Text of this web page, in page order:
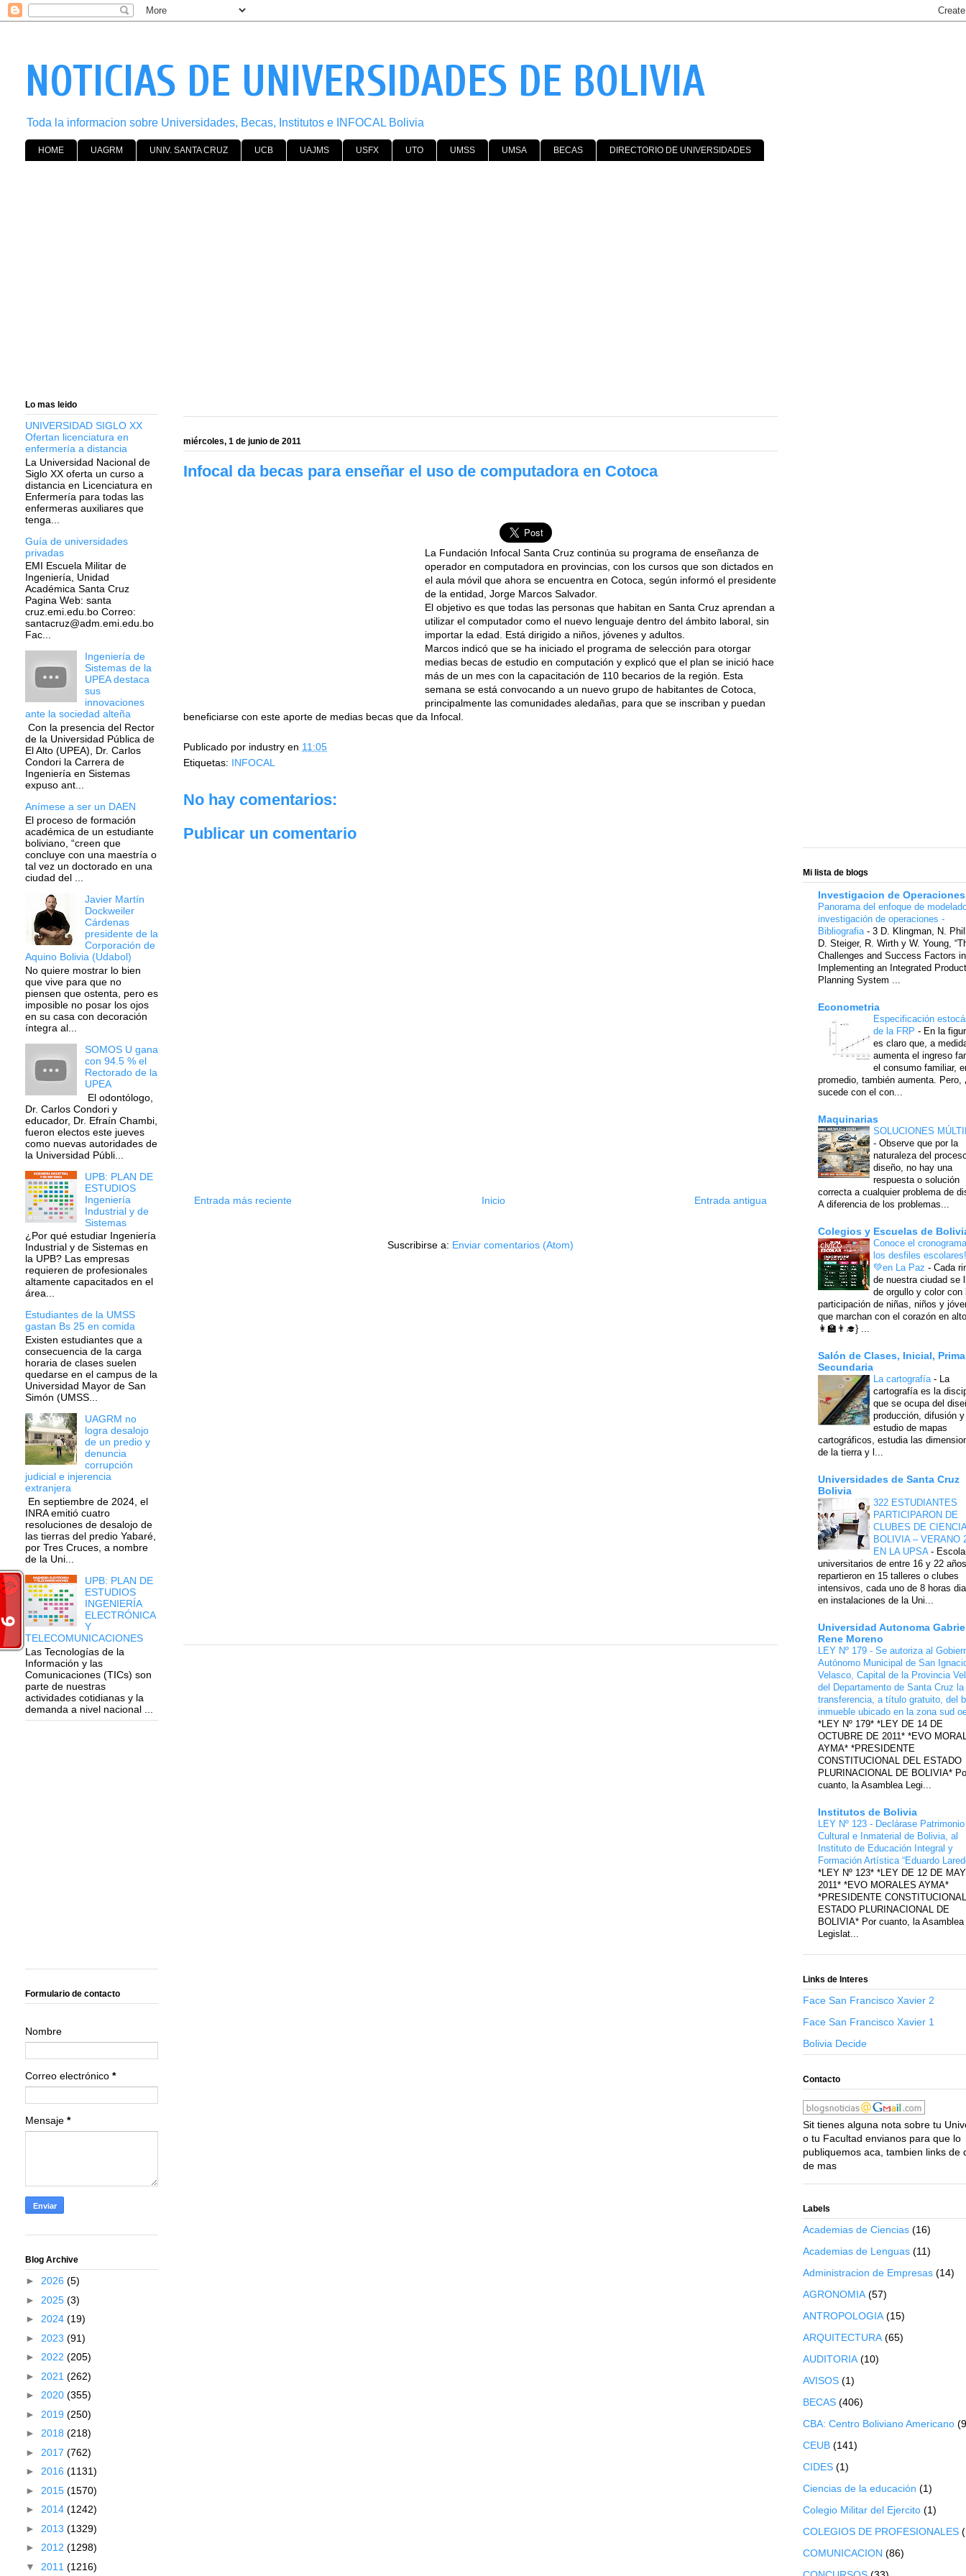
NOTICIAS DE UNIVERSIDADES DE BOLIVIA
Toda la informacion sobre Universidades, Becas, Institutos e INFOCAL Bolivia
HOME UAGRM UNIV. SANTA CRUZ UCB UAJMS USFX UTO UMSS UMSA BECAS DIRECTORIO DE UNIVERSIDADES
miércoles, 1 de junio de 2011
Infocal da becas para enseñar el uso de computadora en Cotoca
La Fundación Infocal Santa Cruz continúa su programa de enseñanza de
operador en computadora en provincias, con los cursos que son dictados en
el aula móvil que ahora se encuentra en Cotoca, según informó el presidente
de la entidad, Jorge Marcos Salvador.
El objetivo es que todas las personas que habitan en Santa Cruz aprendan a
utilizar el computador como el nuevo lenguaje dentro del ámbito laboral, sin
importar la edad. Está dirigido a niños, jóvenes y adultos.
Marcos indicó que se ha iniciado el programa de selección para otorgar
medias becas de estudio en computación y explicó que el plan se inició hace
más de un mes con la capacitación de 110 becarios de la región. Esta
semana se está convocando a un nuevo grupo de habitantes de Cotoca,
principalmente las comunidades aledañas, para que se inscriban y puedan
beneficiarse con este aporte de medias becas que da Infocal.
Publicado por industry en 11:05
Etiquetas: INFOCAL
No hay comentarios:
Publicar un comentario
Entrada más reciente Entrada antigua
Inicio
Suscribirse a: Enviar comentarios (Atom)
Lo mas leido
UNIVERSIDAD SIGLO XX
Ofertan licenciatura en
enfermería a distancia
La Universidad Nacional de
Siglo XX oferta un curso a
distancia en Licenciatura en
Enfermería para todas las
enfermeras auxiliares que
tenga...
Guía de universidades
privadas
EMI Escuela Militar de
Ingeniería, Unidad
Académica Santa Cruz
Pagina Web: santa
cruz.emi.edu.bo Correo:
santacruz@adm.emi.edu.bo
Fac...
Ingeniería de
Sistemas de la
UPEA destaca
sus
innovaciones
ante la sociedad alteña
Con la presencia del Rector
de la Universidad Pública de
El Alto (UPEA), Dr. Carlos
Condori la Carrera de
Ingeniería en Sistemas
expuso ant...
Anímese a ser un DAEN
El proceso de formación
académica de un estudiante
boliviano, “creen que
concluye con una maestría o
tal vez un doctorado en una
ciudad del ...
Javier Martín
Dockweiler
Cárdenas
presidente de la
Corporación de
Aquino Bolivia (Udabol)
No quiere mostrar lo bien
que vive para que no
piensen que ostenta, pero es
imposible no posar los ojos
en su casa con decoración
íntegra al...
SOMOS U gana
con 94.5 % el
Rectorado de la
UPEA
El odontólogo,
Dr. Carlos Condori y
educador, Dr. Efraín Chambi,
fueron electos este jueves
como nuevas autoridades de
la Universidad Públi...
UPB: PLAN DE
ESTUDIOS
Ingeniería
Industrial y de
Sistemas
¿Por qué estudiar Ingeniería
Industrial y de Sistemas en
la UPB? Las empresas
requieren de profesionales
altamente capacitados en el
área...
Estudiantes de la UMSS
gastan Bs 25 en comida
Existen estudiantes que a
consecuencia de la carga
horaria de clases suelen
quedarse en el campus de la
Universidad Mayor de San
Simón (UMSS...
UAGRM no
logra desalojo
de un predio y
denuncia
corrupción
judicial e injerencia
extranjera
En septiembre de 2024, el
INRA emitió cuatro
resoluciones de desalojo de
las tierras del predio Yabaré,
por Tres Cruces, a nombre
de la Uni...
UPB: PLAN DE
ESTUDIOS
INGENIERÍA
ELECTRÓNICA
Y
TELECOMUNICACIONES
Las Tecnologías de la
Información y las
Comunicaciones (TICs) son
parte de nuestras
actividades cotidianas y la
demanda a nivel nacional ...
Formulario de contacto
Nombre
Correo electrónico *
Mensaje *
Blog Archive
► 2026 (5)
► 2025 (3)
► 2024 (19)
► 2023 (91)
► 2022 (205)
► 2021 (262)
► 2020 (355)
► 2019 (250)
► 2018 (218)
► 2017 (762)
► 2016 (1131)
► 2015 (1570)
► 2014 (1242)
► 2013 (1329)
► 2012 (1298)
▼ 2011 (1216)
Mi lista de blogs
Investigacion de Operaciones
Panorama del enfoque de
investigación de operaciones -
Bibliografia - 3 D. Klingman, N.
D. Steiger, R. Wirth y W. Young,
Challenges and Success Factors in
Implementing an Integrated
Planning System ...
Econometria
Especificación
de la FRP - En la
es claro que, a
aumenta el ingreso
el consumo familiar,
promedio, también aumenta. Pero,
sucede con el con...
Maquinarias
SOLUCIONES
- Observe que por la
naturaleza del
diseño, no hay una
respuesta o solución
correcta a cualquier problema de
A diferencia de los problemas...
Colegios y Escuelas de
Conoce el
los desfiles
💚en La Paz - Cada
de nuestra ciudad se
de orgullo y color con
participación de niñas, niños y
que marchan con el corazón en
👩‍🏫👨‍🎓} ...
Salón de Clases, Inicial,
Secundaria
La cartografía -
La
cartografía es la
que se ocupa del
producción, difusión y
estudio de mapas
cartográficos, estudia las
de la tierra y l...
Universidades de Santa Cruz
Bolivia
322 ESTUDIANTES
PARTICIPARON DE
CLUBES DE CIENCIA
BOLIVIA – VERANO
EN LA UPSA -
universitarios de entre 16 y 22
repartieron en 15 talleres o clubes
intensivos, cada uno de 8 horas
en instalaciones de la Uni...
Universidad Autonoma
Rene Moreno
LEY Nº 179 - Se autoriza al
Autónomo Municipal de San
Velasco, Capital de la Provincia
del Departamento de Santa Cruz la
transferencia, a título gratuito, del
inmueble ubicado en la zona sud
*LEY Nº 179* *LEY DE 14 DE
OCTUBRE DE 2011* *EVO
AYMA* *PRESIDENTE
CONSTITUCIONAL DEL ESTADO
PLURINACIONAL DE BOLIVIA*
cuanto, la Asamblea Legi...
Institutos de Bolivia
LEY Nº 123 - Declárase Patrimonio
Cultural e Inmaterial de Bolivia, al
Instituto de Educación Integral y
Formación Artística “Eduardo
*LEY Nº 123* *LEY DE 12 DE
2011* *EVO MORALES AYMA*
*PRESIDENTE
ESTADO PLURINACIONAL DE
BOLIVIA* Por cuanto, la Asamblea
Legislat...
Links de Interes
Face San Francisco Xavier 2
Face San Francisco Xavier 1
Bolivia Decide
Contacto
Sit tienes alguna nota sobre tu
o tu Facultad envianos para que lo
publiquemos aca, tambien links de
de mas
Labels
Academias de Ciencias (16)
Academias de Lenguas (11)
Administracion de Empresas (14)
AGRONOMIA (57)
ANTROPOLOGIA (15)
ARQUITECTURA (65)
AUDITORIA (10)
AVISOS (1)
BECAS (406)
CBA: Centro Boliviano Americano
CEUB (141)
CIDES (1)
Ciencias de la educación (1)
Colegio Militar del Ejercito (1)
COLEGIOS DE PROFESIONALES
COMUNICACION (86)